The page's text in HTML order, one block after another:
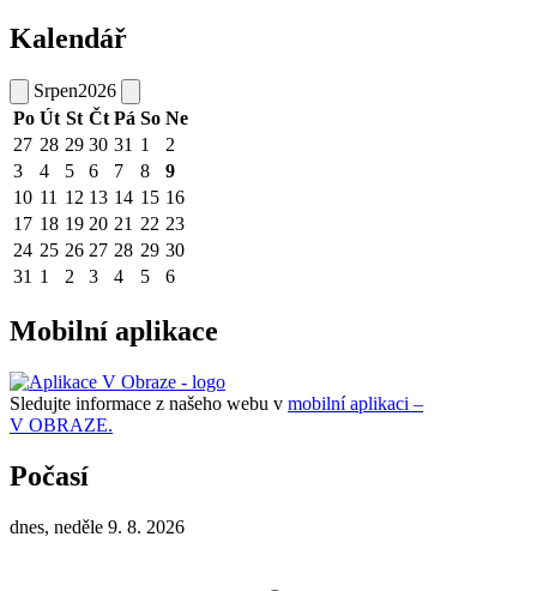
Kalendář
Srpen2026
Po Út St Čt Pá So Ne
27 28 29 30 31 1
2
3
4 5 6 7 8
9
10 11 12 13 14 15 16
17 18 19 20 21 22 23
24 25 26 27 28 29 30
31 1 2 3 4 5 6
Mobilní aplikace
Sledujte informace z našeho webu v mobilní aplikaci –
V OBRAZE.
Počasí
dnes, neděle 9. 8. 2026